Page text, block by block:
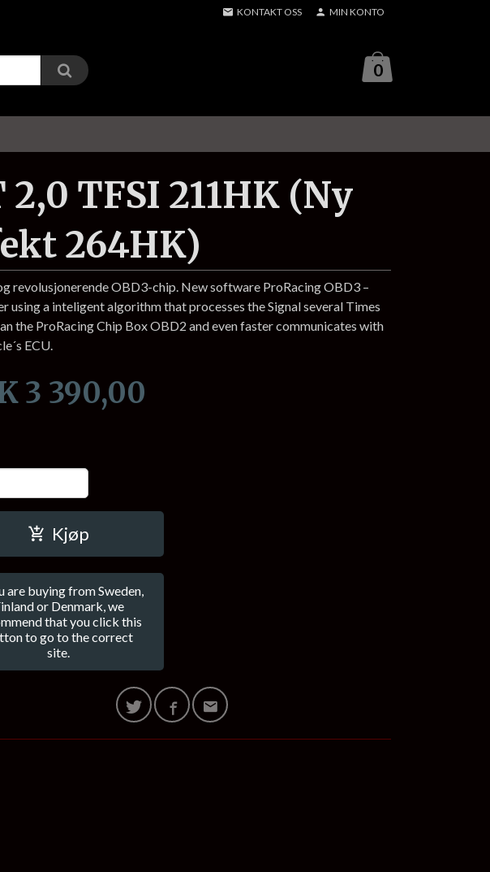
KONTAKT OSS MIN KONTO
0
2,0 TFSI 211HK (Ny
264HK)
revolusjonerende OBD3-chip. New software ProRacing OBD3 –
using a inteligent algorithm that processes the Signal several Times
the ProRacing Chip Box OBD2 and even faster communicates with
ECU.
3 390,00
Kjøp
are buying from Sweden,
or Denmark, we
that you click this
to go to the correct
site.